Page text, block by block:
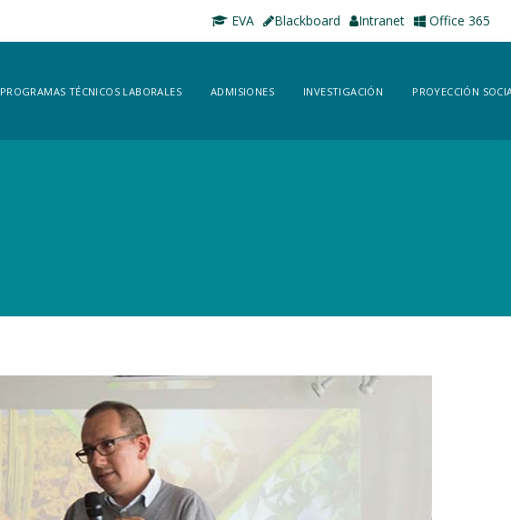
EVA Blackboard Intranet Office 365
PROGRAMAS TÉCNICOS LABORALES ADMISIONES INVESTIGACIÓN PROYECCIÓN